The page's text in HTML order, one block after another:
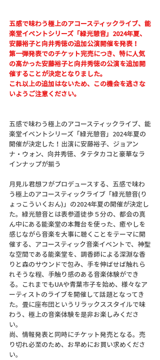
五感で味わう極上のアコースティックライブ、能
楽堂イベントシリーズ「緑光憩音」2024年夏、
安藤裕子と向井秀徳の追加公演開催を発表！
第一弾発表でのチケット完売につき、特に人気
の高かった安藤裕子と向井秀徳の公演を追加開
催することが決定となりました。
これ以上の追加はないため、この機会を逃さな
いようご注意ください。
五感で味わう極上のアコースティックライブ、能
楽堂イベントシリーズ「緑光憩音」2024年夏の
開催が決定した！出演に安藤裕子、ジョアン
ナ・ウォン、向井秀徳、タテタカコと豪華なラ
インナップが揃う
月見ル君想フがプロデュースする、五感で味わ
う極上のアコースティックライブ「緑光憩音(り
ょっこういくおん)」の2024年夏の開催が決定し
た。緑光憩音とは表参道徒歩５分の、都会の真
ん中にある能楽堂の本舞台を使った、癒やしを
感じながら音楽を大事に聴くことをテーマに開
催する、アコースティック音楽イベントで、神聖
な空間である能楽堂を、調香師による深淵な香
りと森のサウンドで包み、手を伸ばせば触れら
れそうな程、手触り感のある音楽体験ができ
る。これまでもUAや青葉市子を始め、様々なア
ーティストのライブを開催して話題となってき
た。畳に座布団というリラックススタイルで味
わう、極上の音楽体験を是非お楽しみくださ
い。
尚、情報発表と同時にチケット発売となる。売
り切れ必至のため、お早めにお買い求めくださ
い。